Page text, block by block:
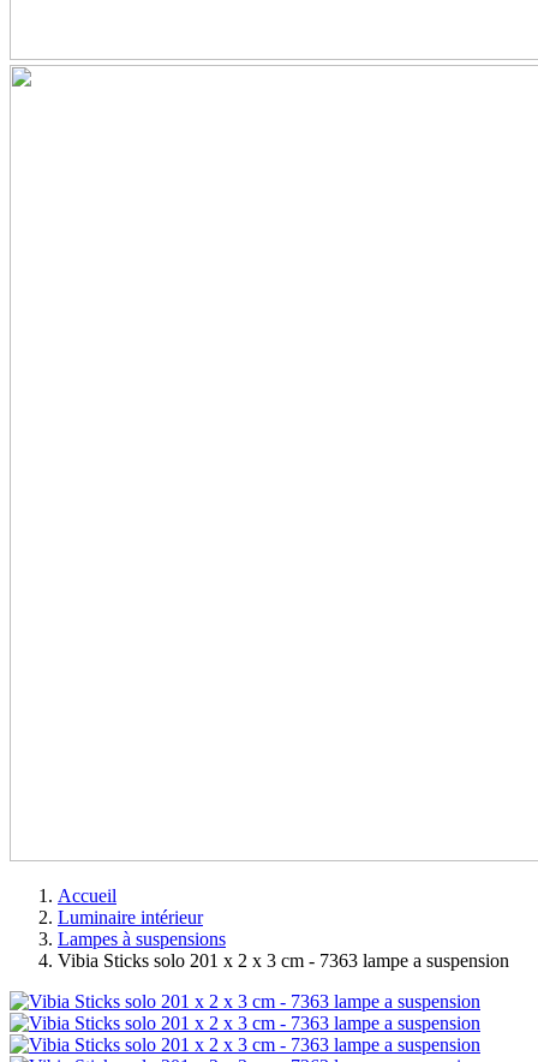
Accueil
Luminaire intérieur
Lampes à suspensions
Vibia Sticks solo 201 x 2 x 3 cm - 7363 lampe a suspension